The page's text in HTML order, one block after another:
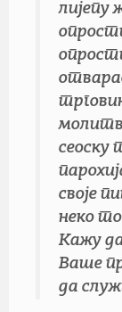
лијепу
сеоску
своје
неко
Кажу
Ваше
да